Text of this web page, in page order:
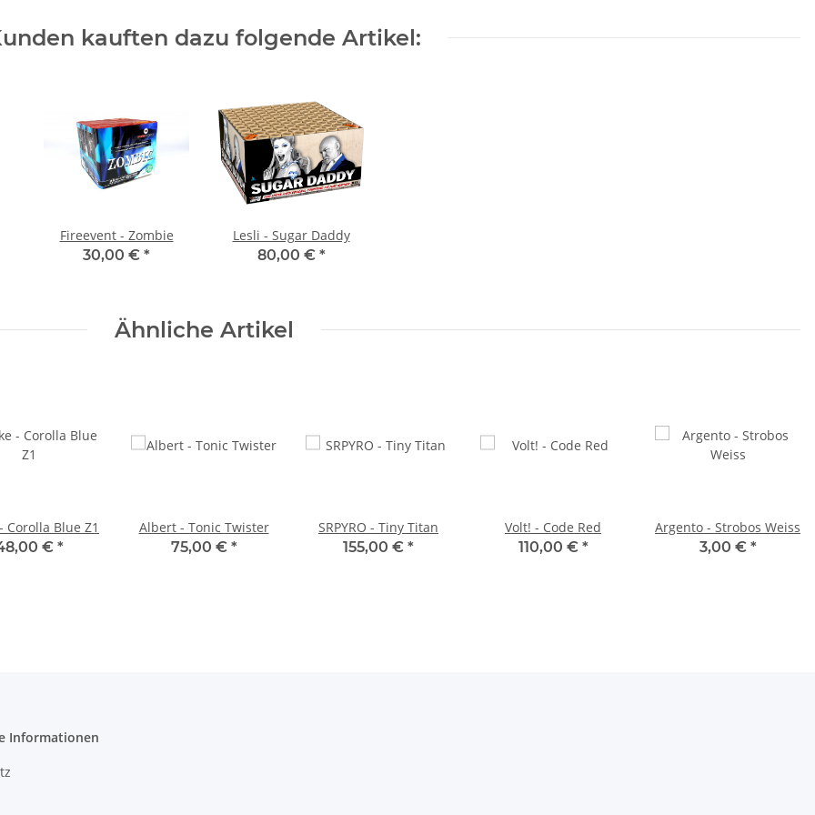
kauften dazu folgende Artikel:
Fireevent - Zombie
30,00 € *
Lesli - Sugar Daddy
80,00 € *
Ähnliche Artikel
Corolla Blue Z1
€ *
Albert - Tonic Twister
75,00 € *
SRPYRO - Tiny Titan
155,00 € *
Volt! - Code Red
110,00 € *
Argento - Strobos Weiss
3,00 € *
Informationen